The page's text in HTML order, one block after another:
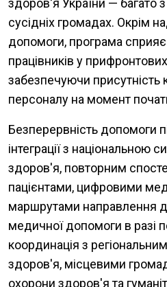
здоров'я України — багато
сусідніх громадах. Окрім
допомоги, програма
працівників у
забезпечуючи присутність
персоналу на момент
Безперервність допомоги
інтеграції з національною
здоров'я, повторним
пацієнтами, цифровими
маршрутами направлення
медичної допомоги в разі
координація з
здоров'я, місцевими
охорони здоров'я та